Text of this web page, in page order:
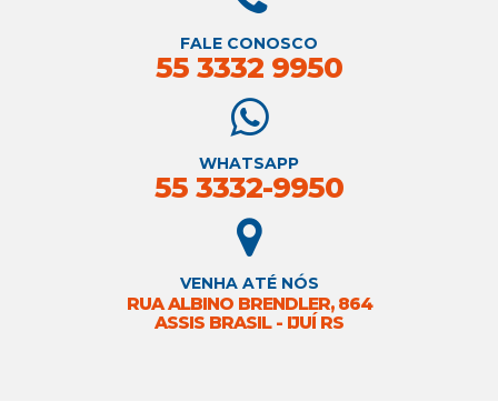
FALE CONOSCO
55 3332 9950
WHATSAPP
55 3332-9950
VENHA ATÉ NÓS
RUA ALBINO BRENDLER, 864
ASSIS BRASIL - IJUÍ RS